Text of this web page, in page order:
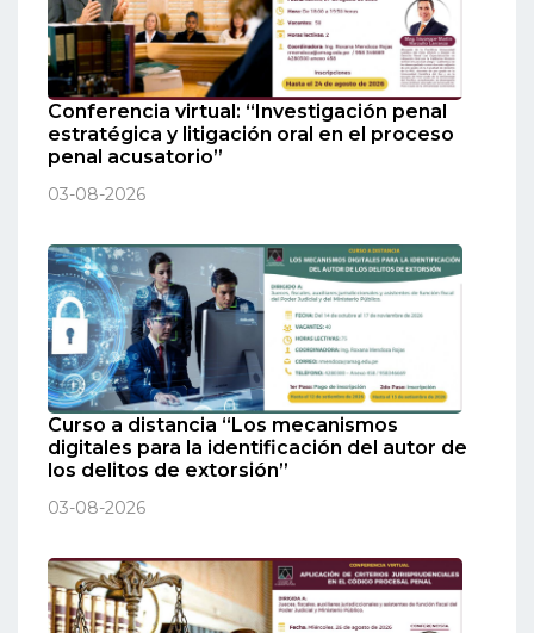
Conferencia virtual: “Investigación penal
estratégica y litigación oral en el proceso
penal acusatorio”
03-08-2026
Curso a distancia “Los mecanismos
digitales para la identificación del autor de
los delitos de extorsión”
03-08-2026